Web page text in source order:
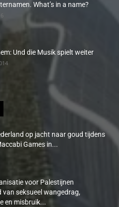
What’s in a name?
Und die Musik spielt weiter
op jacht naar goud tijdens
Games in...
voor Palestijnen
van seksueel wangedrag,
en misbruik...